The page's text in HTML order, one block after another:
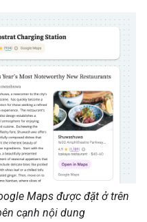
Maps được đặt ở trên
cạnh nội dung